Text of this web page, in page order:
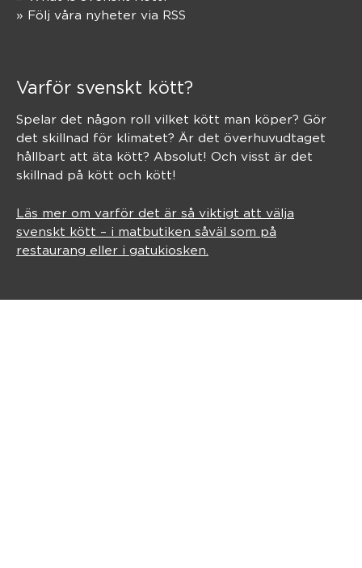
» Följ våra nyheter via RSS
Varför svenskt kött?
Spelar det någon roll vilket kött man köper? Gör
det skillnad för klimatet? Är det överhuvudtaget
hållbart att äta kött? Absolut! Och visst är det
skillnad på kött och kött!
Läs mer om varför det är så viktigt att välja
svenskt kött – i matbutiken såväl som på
restaurang eller i gatukiosken.